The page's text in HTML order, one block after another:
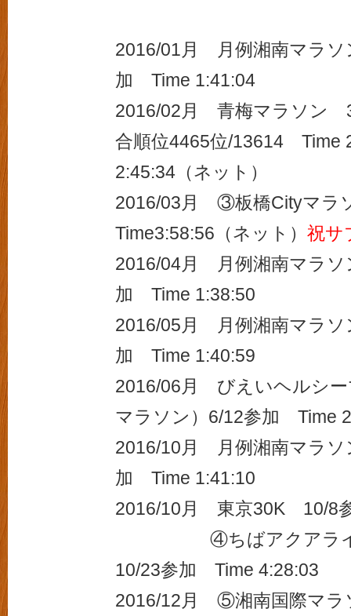
2016/01月 月例湘南マラ
加 Time 1:41:04
2016/02月 青梅マラソ
合順位4465位/13614 Time
2:45:34（ネット）
2016/03月 ③板橋Cityマ
Time3:58:56（ネット） 祝サ
2016/04月 月例湘南マラ
加 Time 1:38:50
2016/05月 月例湘南マラ
加 Time 1:40:59
2016/06月 びえいヘルシー
マラソン）6/12参加 Time
2016/10月 月例湘南マラ
加 Time 1:41:10
2016/10月 東京30K 10/8
④ちばアクアライ
10/23参加 Time 4:28:03
2016/12月 ⑤湘南国際マ